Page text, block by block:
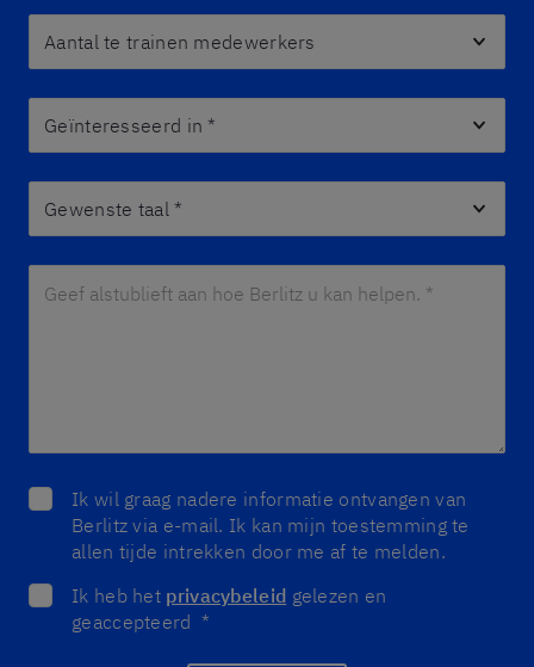
Ik wil graag nadere informatie ontvangen van
Berlitz via e-mail. Ik kan mijn toestemming te
allen tijde intrekken door me af te melden.
Ik heb het privacybeleid gelezen en
geaccepteerd *